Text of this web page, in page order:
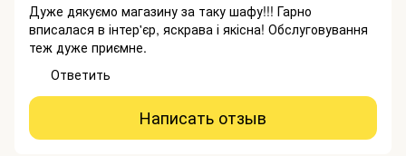
Дуже дякуємо магазину за таку шафу!!! Гарно
вписалася в інтер'єр, яскрава і якісна! Обслуговування
теж дуже приємне.
Ответить
Написать отзыв